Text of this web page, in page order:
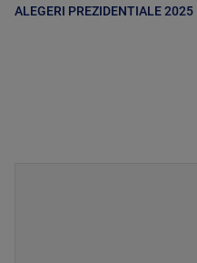
ALEGERI PREZIDENTIALE 2025